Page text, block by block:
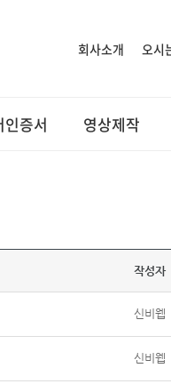
회사소개 오시
인증서 영상제작
작성자
신비웹
신비웹